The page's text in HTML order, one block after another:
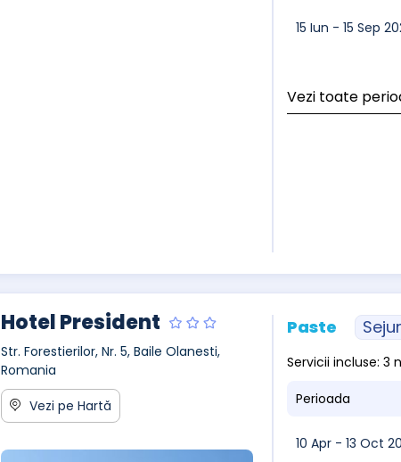
15 Iun - 15 Sep
Vezi toate
Hotel President
Str. Forestierilor, Nr. 5, Baile Olanesti,
Romania
Vezi pe Hartă
Paste
Servicii incluse:
Perioada
10 Apr - 13 Oct